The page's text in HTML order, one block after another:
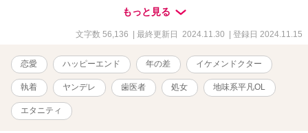
終わるはず？！ドキドキが止まらない、地味女子×ハイスぺDrのコメ
ディラブストーリー☆ 本編→番外編（主に三嶌視点）→後日談～ふ
たりのはじめての×××～と続きます。 ※他サイトでも投稿しており
創作世界として温かい目で見ていただけたら嬉しいです ※歯科医院
への見解は作品内の主人公の主観です、治療行為や歯科医院を否定
したいわけではありません。
もっと見る
文字数 56,136 | 最終更新日 2024.11.30 | 登録日 2024.11.15
恋愛 ハッピーエンド 年の差 イケメンドクター
執着 ヤンデレ 歯医者 処女 地味系平凡OL
エタニティ